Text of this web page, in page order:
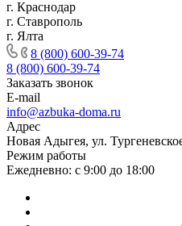
г. Краснодар
г. Ставрополь
г. Ялта
8 (800) 600-39-74
8 (800) 600-39-74
Заказать звонок
E-mail
info@azbuka-doma.ru
Адрес
Новая Адыгея, ул.
Режим работы
Ежедневно: с 9:00 до 18:00